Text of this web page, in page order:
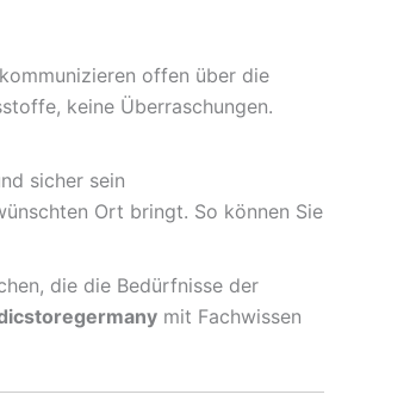
offen über die
keine Überraschungen.
sicher sein
Ort bringt. So können Sie
die die Bedürfnisse der
mit Fachwissen